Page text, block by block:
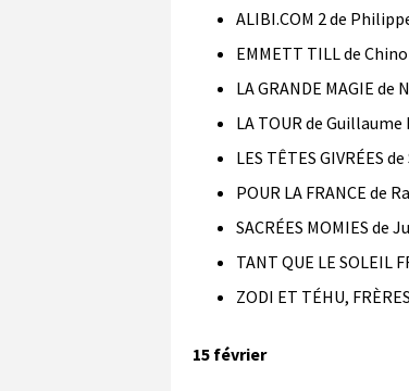
ALIBI.COM 2 de
EMMETT TILL de
LA GRANDE MAGIE de
LA TOUR de Guillaume
LES TÊTES GIVRÉES
POUR LA FRANCE de
SACRÉES MOMIES de
TANT QUE LE
ZODI ET TÉHU,
15 février